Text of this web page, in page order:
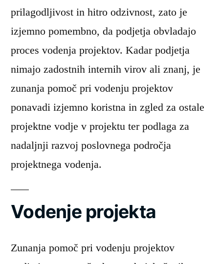
prilagodljivost in hitro odzivnost, zato je
izjemno pomembno, da podjetja obvladajo
proces vodenja projektov. Kadar podjetja
nimajo zadostnih internih virov ali znanj, je
zunanja pomoč pri vodenju projektov
ponavadi izjemno koristna in zgled za ostale
projektne vodje v projektu ter podlaga za
nadaljnji razvoj poslovnega področja
projektnega vodenja.
Vodenje projekta
Zunanja pomoč pri vodenju projektov